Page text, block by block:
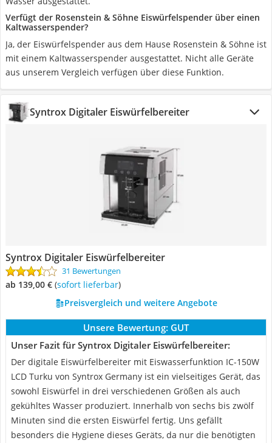
Verfügt der Rosenstein & Söhne Eiswürfelspender über einen
Kaltwasserspender?
Ja, der Eiswürfelspender aus dem Hause Rosenstein & Söhne ist
mit einem Kaltwasserspender ausgestattet. Nicht alle Geräte
aus unserem Vergleich verfügen über diese Funktion.
Syntrox Digitaler Eiswürfelbereiter
Syntrox Digitaler Eiswürfelbereiter
31 Bewertungen
ab 139,00 € ( Sofort lieferbar)
Preisvergleich und weitere Angebote
Unsere Bewertung: GUT
Unser Fazit für Syntrox Digitaler Eiswürfelbereiter:
Der digitale Eiswürfelbereiter mit Eiswasserfunktion IC-150W
LCD Turku von Syntrox Germany ist ein vielseitiges Gerät, das
sowohl Eiswürfel in drei verschiedenen Größen als auch
gekühltes Wasser produziert. Innerhalb von sechs bis zwölf
Minuten sind die ersten Eiswürfel fertig. Uns gefällt
besonders die Hygiene dieses Geräts, da nur die benötigten